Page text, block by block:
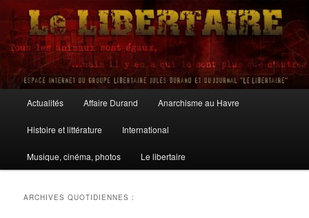
Aller
contenu
principal
Aller
contenu
secondaire
Le Libertaire
principal
Actualités Affaire Durand Anarchisme au Havre
Histoire et littérature International
Musique, cinéma, photos Le libertaire
ARCHIVES QUOTIDIENNES :